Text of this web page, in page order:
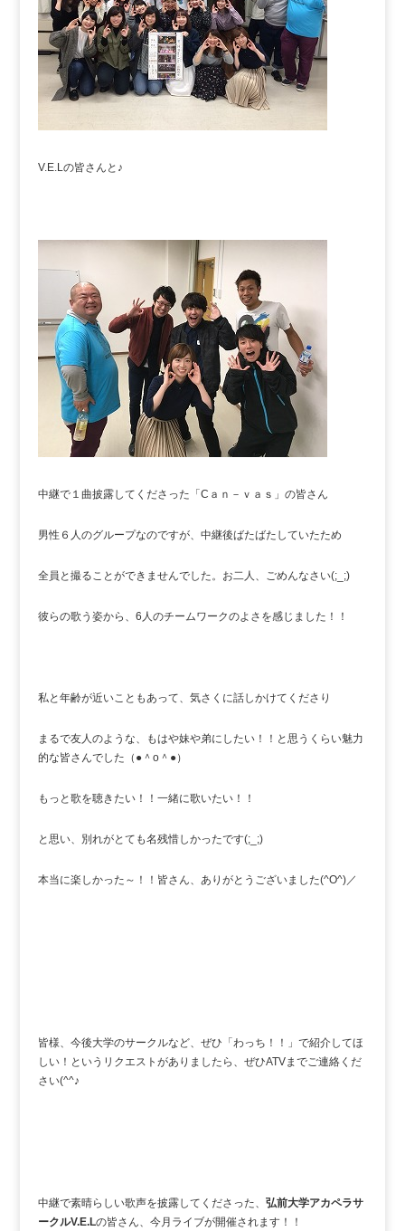
V.E.Lの皆さんと♪
中継で１曲披露してくださった「Cａｎ－ｖａｓ」の皆さん
男性６人のグループなのですが、中継後ばたばたしていたため
全員と撮ることができませんでした。お二人、ごめんなさい(;_;)
彼らの歌う姿から、6人のチームワークのよさを感じました！！
私と年齢が近いこともあって、気さくに話しかけてくださり
まるで友人のような、もはや妹や弟にしたい！！と思うくらい魅力
的な皆さんでした（●＾o＾●）
もっと歌を聴きたい！！一緒に歌いたい！！
と思い、別れがとても名残惜しかったです(;_;)
本当に楽しかった～！！皆さん、ありがとうございました(^O^)／
皆様、今後大学のサークルなど、ぜひ「わっち！！」で紹介してほ
しい！というリクエストがありましたら、ぜひATVまでご連絡くだ
さい(^^♪
中継で素晴らしい歌声を披露してくださった、弘前大学アカペラサ
ークルV.E.Lの皆さん、今月ライブが開催されます！！